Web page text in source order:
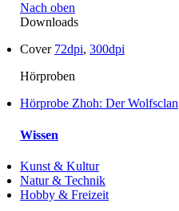
Nach oben
Downloads
Cover 72dpi, 300dpi
Hörproben
Hörprobe Zhoh: Der Wolfsclan
Wissen
Kunst & Kultur
Natur & Technik
Hobby & Freizeit